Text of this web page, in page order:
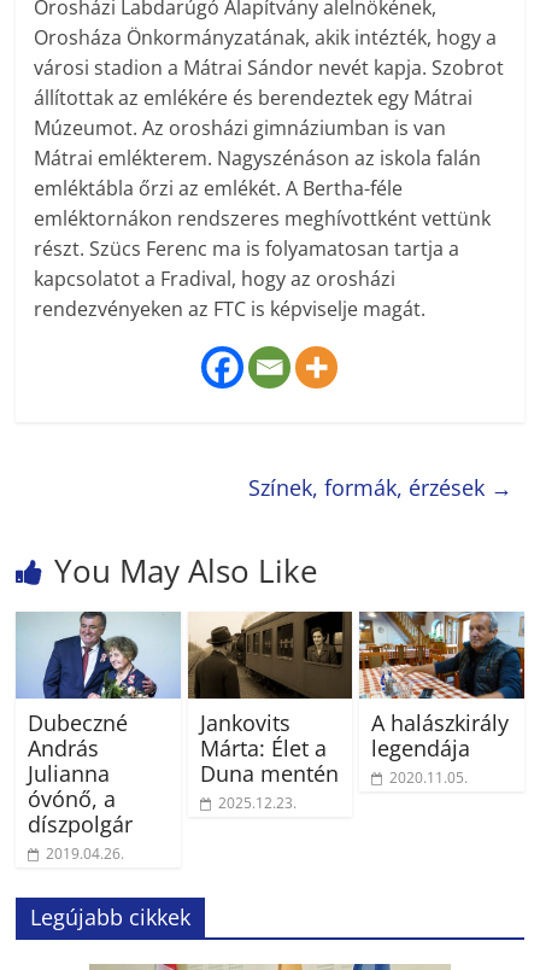
Orosházi Labdarúgó Alapítvány alelnökének,
Orosháza Önkormányzatának, akik intézték, hogy a
városi stadion a Mátrai Sándor nevét kapja. Szobrot
állítottak az emlékére és berendeztek egy Mátrai
Múzeumot. Az orosházi gimnáziumban is van
Mátrai emlékterem. Nagyszénáson az iskola falán
emléktábla őrzi az emlékét. A Bertha-féle
emléktornákon rendszeres meghívottként vettünk
részt. Szücs Ferenc ma is folyamatosan tartja a
kapcsolatot a Fradival, hogy az orosházi
rendezvényeken az FTC is képviselje magát.
Színek, formák, érzések →
You May Also Like
Dubeczné
András
Julianna
óvónő, a
díszpolgár
2019.04.26.
Jankovits
Márta: Élet a
Duna mentén
2025.12.23.
A halászkirály
legendája
2020.11.05.
Legújabb cikkek